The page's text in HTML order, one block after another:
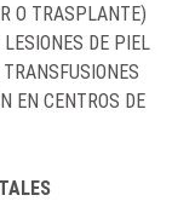
O TRASPLANTE)
DE PIEL
EN CENTROS DE